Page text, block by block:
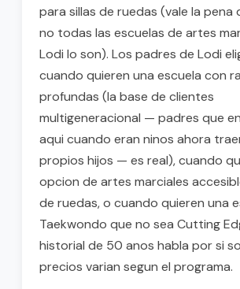
para sillas de ruedas (vale la
no todas las escuelas de artes
Lodi lo son). Los padres de Lodi
cuando quieren una escuela con
profundas (la base de clientes
multigeneracional — padres que
aqui cuando eran ninos ahora
propios hijos — es real), cuando
opcion de artes marciales
de ruedas, o cuando quieren una
Taekwondo que no sea Cutting
historial de 50 anos habla por si
precios varian segun el programa.